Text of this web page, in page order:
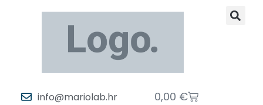
info@mariolab.hr 0,00 €